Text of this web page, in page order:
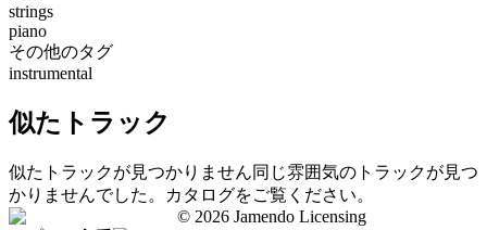
strings
piano
その他のタグ
instrumental
似たトラック
似たトラックが見つかりません同じ雰囲気のトラックが見つ
かりませんでした。カタログをご覧ください。
© 2026 Jamendo Licensing